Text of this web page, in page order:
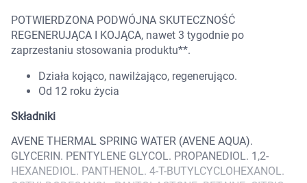
Korzystamy z plików cookies w celu
POTWIERDZONA PODWÓJNA SKUTECZNOŚĆ
REGENERUJĄCA I KOJĄCA, nawet 3 tygodnie po
zaprzestaniu stosowania produktu**.
Działa kojąco, nawilżająco, regenerująco.
Od 12 roku życia
Składniki
AVENE THERMAL SPRING WATER (AVENE AQUA).
GLYCERIN. PENTYLENE GLYCOL. PROPANEDIOL. 1,2-
HEXANEDIOL. PANTHENOL. 4-T-BUTYLCYCLOHEXANOL.